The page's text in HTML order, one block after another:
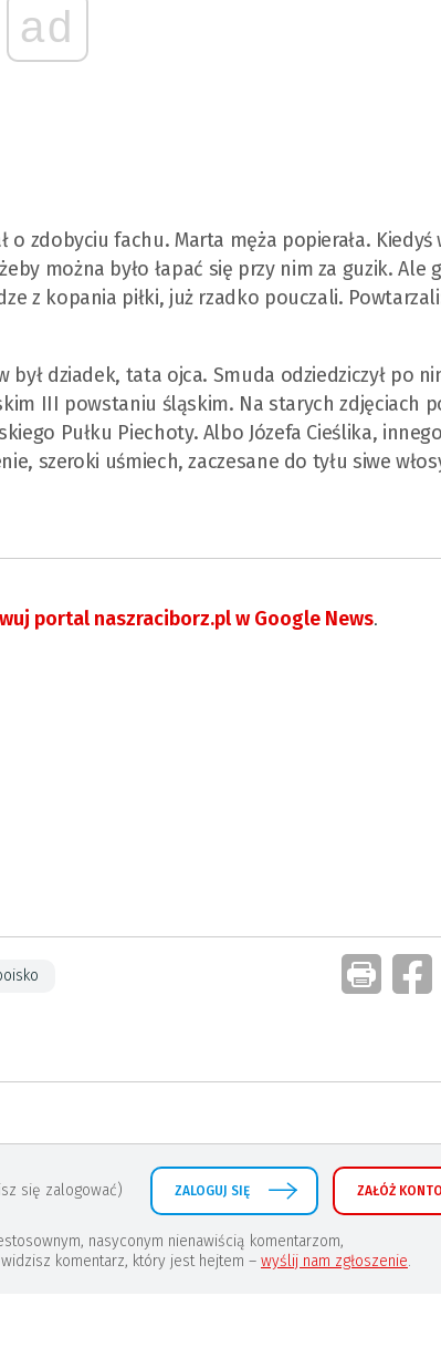
ad
zdobyciu fachu. Marta męża popierała. Kiedyś
można było łapać się przy nim za guzik. Ale
z kopania piłki, już rzadko pouczali.
dziadek, tata ojca. Smuda odziedziczył po
III powstaniu śląskim. Na starych zdjęciach
Pułku Piechoty. Albo Józefa Cieślika, innego
szeroki uśmiech, zaczesane do tyłu siwe
portal naszraciborz.pl w Google News.
się zalogować) ZALOGUJ SIĘ ZAŁÓŻ KONTO
nasyconym nienawiścią komentarzom,
komentarz, który jest hejtem – wyślij nam zgłoszenie.